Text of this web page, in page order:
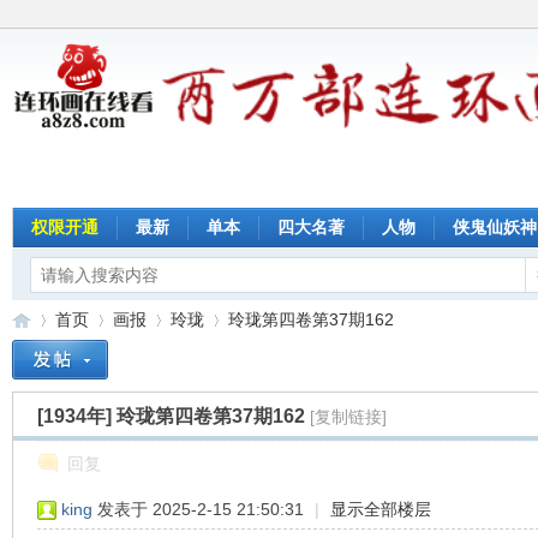
权限开通 最新 单本 四大名著 人物 侠鬼仙妖神
»
首页
›
画报
›
玲珑
›
玲珑第四卷第37期162
[1934年] 玲珑第四卷第37期162 [复制链接]
回复
king 发表于 2025-2-15 21:50:31 | 显示全部楼层